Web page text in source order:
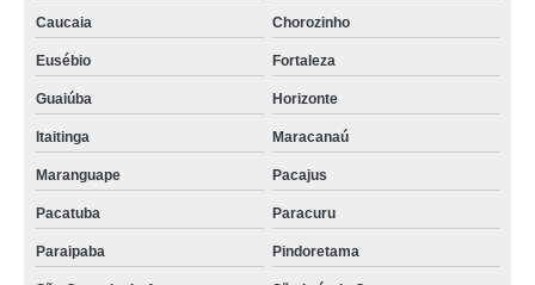
empresa de velório privado Vila Ellery
empresa de velório de criança Cascavel
velório serviço contratar Montese
velório serviço Guajeru
Caucaia Chorozinho
Eusébio Fortaleza
Guaiúba Horizonte
Itaitinga Maracanaú
Maranguape Pacajus
Pacatuba Paracuru
Paraipaba Pindoretama